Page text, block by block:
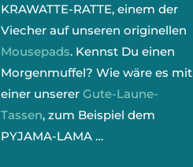
KRAWATTE-RATTE, einem der
Viecher auf unseren originellen
Mousepads. Kennst Du einen
Morgenmuffel? Wie wäre es mit
einer unsererGute-Laune-
Tassen, zum Beispiel dem
PYJAMA-LAMA …